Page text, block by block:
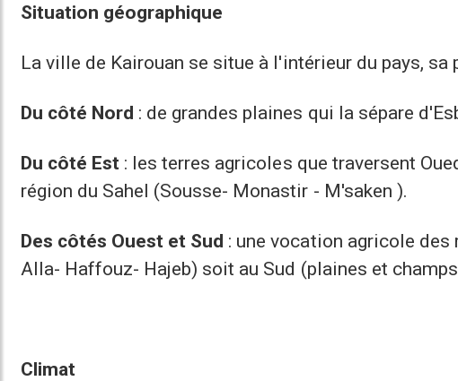
Situation géographique
La ville de Kairouan se situe à l'intérieur du pays,
Du côté Nord : de grandes plaines qui la sépare
Du côté Est : les terres agricoles que traversent
région du Sahel (Sousse- Monastir - M'saken ).
Des côtés Ouest et Sud : une vocation agricole
Alla- Haffouz- Hajeb) soit au Sud (plaines et
Climat